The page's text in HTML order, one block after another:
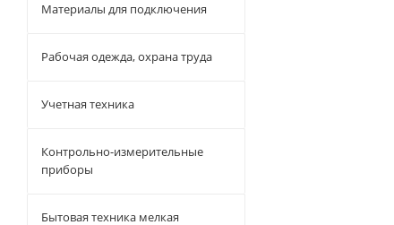
Материалы для подключения
Рабочая одежда, охрана труда
Учетная техника
Контрольно-измерительные
приборы
Бытовая техника мелкая